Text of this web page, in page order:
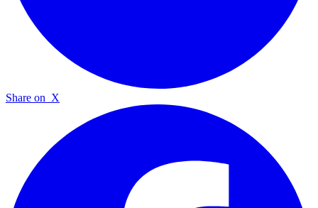
Share on X